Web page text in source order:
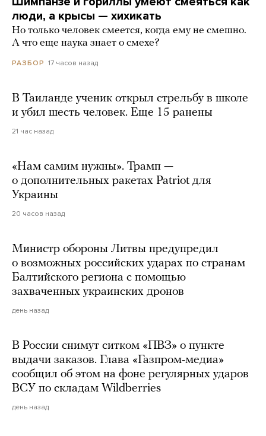
люди, а крысы — хихикать
Но только человек смеется, когда ему не смешно.
А что еще наука знает о смехе?
РАЗБОР 17 часов назад
В Таиланде ученик открыл стрельбу в школе
и убил шесть человек. Еще 15 ранены
21 час назад
«Нам самим нужны». Трамп —
о дополнительных ракетах Patriot для
Украины
20 часов назад
Министр обороны Литвы предупредил
о возможных российских ударах по странам
Балтийского региона с помощью
захваченных украинских дронов
день назад
В России снимут ситком «ПВЗ» о пункте
выдачи заказов. Глава «Газпром-медиа»
сообщил об этом на фоне регулярных ударов
ВСУ по складам Wildberries
день назад